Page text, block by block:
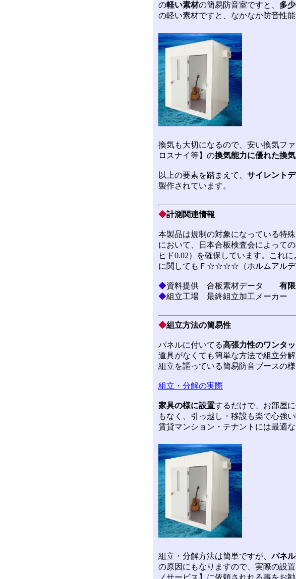
の軽い素材の簡易防音室ですと、 多
の軽い素材ですと、なかなか防音性能
換気も大切になるので、安い換気フ
ロスナイ等】の換気能力に優れた換
以上の要素を踏まえて、 サイレント
製作されています。
◆計測関連情報
本製品は規制の対象になっている特
において、日本合板検査会によって
ヒド0.02）を確保しています。これに
に関してもＦ☆☆☆☆（ホルムアルデ
◆資料提供 合板素材データ 有
◆組立工場 最終組立加工メーカ
◆組立方法の簡易性
パネルに付いてる高張力性のワンタ
道具がなくても簡単な方法で組立分
組立を謳っている簡易防音ブースの様
組立・分解の実際
家具の様に設置するだけで、お部屋
もなく、引っ越し・移設も楽で心強
賃貸マンション・テナントには最適な
組立・分解方法は簡単ですが、パネ
の原因にもなりますので、実際の設
ノサービス】に依頼されれる事をお勧